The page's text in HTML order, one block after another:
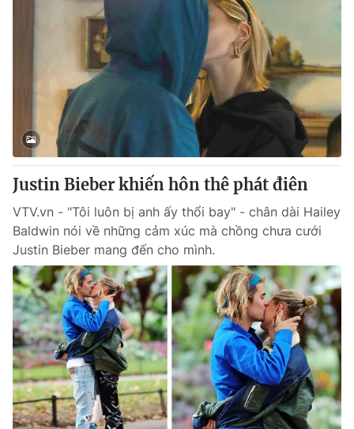
Justin Bieber khiến hôn thê phát điên
VTV.vn - "Tôi luôn bị anh ấy thổi bay" - chân dài Hailey
Baldwin nói về những cảm xúc mà chồng chưa cưới
Justin Bieber mang đến cho mình.